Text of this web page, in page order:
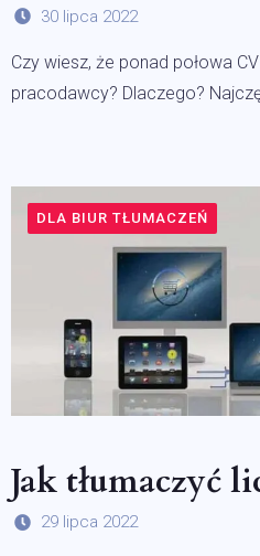
30 lipca 2022
Czy wiesz, że ponad połowa
pracodawcy? Dlaczego?
DLA BIUR TŁUMACZEŃ
Jak tłumaczyć
29 lipca 2022